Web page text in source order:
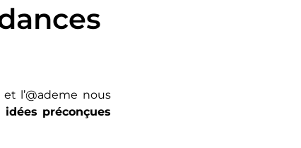
l’@ademe nous
idées préconçues